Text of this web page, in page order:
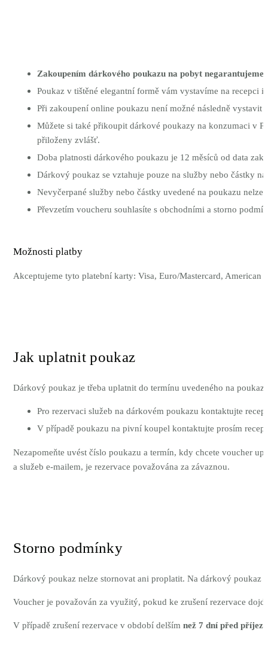
Zakoupením dárkového poukazu na pobyt
Poukaz v tištěné elegantní formě vám vystavíme na recepci
Při zakoupení online poukazu není možné následně
Můžete si také přikoupit dárkové poukazy na konzumaci v
přiloženy zvlášť.
Doba platnosti dárkového poukazu je 12 měsíců od data
Dárkový poukaz se vztahuje pouze na služby nebo částky
Nevyčerpané služby nebo částky uvedené na poukazu
Převzetím voucheru souhlasíte s obchodními a storno
Možnosti platby
Akceptujeme tyto platební karty: Visa, Euro/Mastercard,
Jak uplatnit poukaz
Dárkový poukaz je třeba uplatnit do termínu uvedeného na
Pro rezervaci služeb na dárkovém poukazu kontaktujte
V případě poukazu na pivní koupel kontaktujte prosím
Nezapomeňte uvést číslo poukazu a termín, kdy chcete voucher
a služeb e-mailem, je rezervace považována za závaznou.
Storno podmínky
Dárkový poukaz nelze stornovat ani proplatit. Na dárkový poukaz
Voucher je považován za využitý, pokud ke zrušení rezervace
V případě zrušení rezervace v období delšímnež 7 dní před